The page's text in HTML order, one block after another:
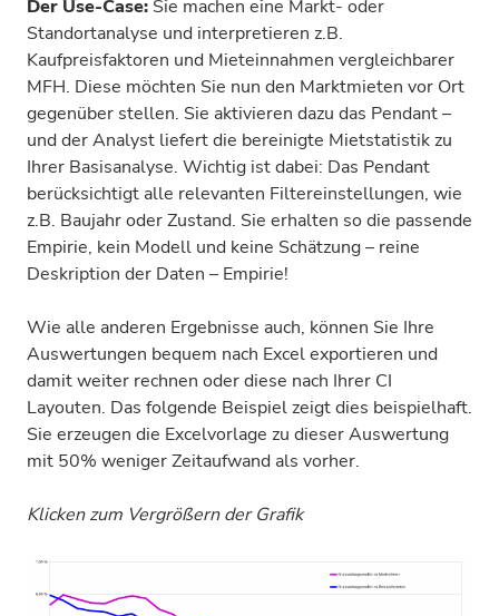
Der Use-Case: Sie machen eine Markt- oder
Standortanalyse und interpretieren z.B.
Kaufpreisfaktoren und Mieteinnahmen vergleichbarer
MFH. Diese möchten Sie nun den Marktmieten vor Ort
gegenüber stellen. Sie aktivieren dazu das Pendant –
und der Analyst liefert die bereinigte Mietstatistik zu
Ihrer Basisanalyse. Wichtig ist dabei: Das Pendant
berücksichtigt alle relevanten Filtereinstellungen, wie
z.B. Baujahr oder Zustand. Sie erhalten so die passende
Empirie, kein Modell und keine Schätzung – reine
Deskription der Daten – Empirie!
Wie alle anderen Ergebnisse auch, können Sie Ihre
Auswertungen bequem nach Excel exportieren und
damit weiter rechnen oder diese nach Ihrer CI
Layouten. Das folgende Beispiel zeigt dies beispielhaft.
Sie erzeugen die Excelvorlage zu dieser Auswertung
mit 50% weniger Zeitaufwand als vorher.
Klicken zum Vergrößern der Grafik